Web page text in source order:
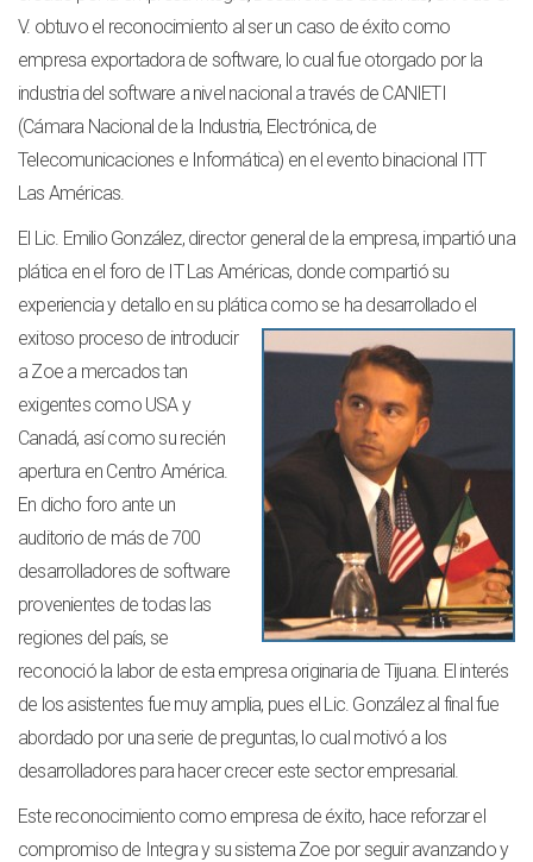
V. obtuvo el reconocimiento al ser un caso de éxito como
empresa exportadora de software, lo cual fue otorgado por la
industria del software a nivel nacional a través de CANIETI
(Cámara Nacional de la Industria, Electrónica, de
Telecomunicaciones e Informática) en el evento binacional ITT
Las Américas.
El Lic. Emilio González, director general de la empresa, impartió una
plática en el foro de IT Las Américas, donde compartió su
experiencia y detallo en su plática como se ha desarrollado el
exitoso proceso de introducir
a Zoe a mercados tan
exigentes como USA y
Canadá, así como su recién
apertura en Centro América.
En dicho foro ante un
auditorio de más de 700
desarrolladores de software
provenientes de todas las
regiones del país, se
reconoció la labor de esta empresa originaria de Tijuana. El interés
de los asistentes fue muy amplia, pues el Lic. González al final fue
abordado por una serie de preguntas, lo cual motivó a los
desarrolladores para hacer crecer este sector empresarial.
Este reconocimiento como empresa de éxito, hace reforzar el
compromiso de Integra y su sistema Zoe por seguir avanzando y